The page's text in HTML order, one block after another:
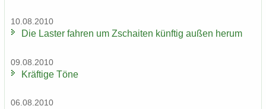
10.08.2010
Die Las­ter fah­ren um Zschai­ten künf­tig außen herum
09.08.2010
Kräf­ti­ge Töne
06.08.2010